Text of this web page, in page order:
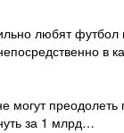
любят футбол
в
преодолеть
за 1 млрд…